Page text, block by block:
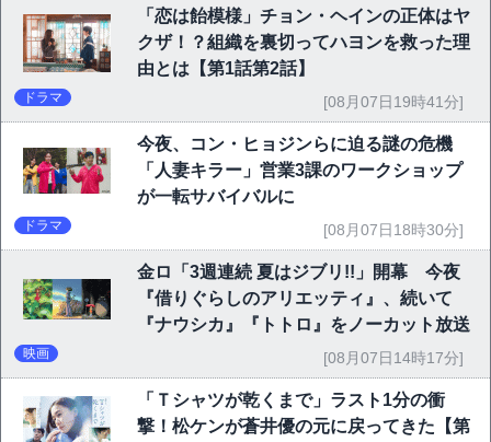
「恋は飴模様」チョン・ヘインの正体はヤ
クザ！？組織を裏切ってハヨンを救った理
由とは【第1話第2話】
ドラマ [08月07日19時41分]
今夜、コン・ヒョジンらに迫る謎の危機
「人妻キラー」営業3課のワークショップ
が一転サバイバルに
ドラマ [08月07日18時30分]
金ロ「3週連続 夏はジブリ!!」開幕 今夜
『借りぐらしのアリエッティ』、続いて
『ナウシカ』『トトロ』をノーカット放送
映画 [08月07日14時17分]
「Ｔシャツが乾くまで」ラスト1分の衝
撃！松ケンが蒼井優の元に戻ってきた【第